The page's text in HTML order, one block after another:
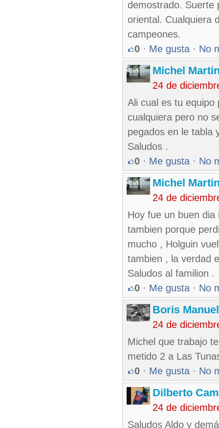
demostrado. Suerte
oriental. Cualquiera
campeones.
0 · Me gusta · No
Michel
24 de
Ali cual es tu equipo
cualquiera pero no
pegados en le tabla
Saludos .
0 · Me gusta · No
Michel
24 de
Hoy fue un buen
tambien porque
mucho , Holguin
tambien , la verdad
Saludos al familion .
0 · Me gusta · No
Boris
24 de
Michel que trabajo
metido 2 a Las
0 · Me gusta · No
Dilberto
24 de
Saludos Aldo y